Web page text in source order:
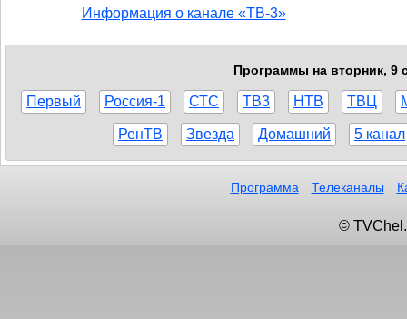
Информация о канале «ТВ-3»
Программы на вторник, 9
Первый Россия-1 СТС ТВ3 НТВ ТВЦ
РенТВ Звезда Домашний 5 канал
Программа Телеканалы
©